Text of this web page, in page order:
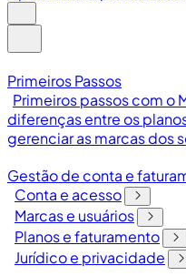
Primeiros Passos
Primeiros passos com o
diferenças entre os
gerenciar as marcas dos
Gestão de conta e
Conta e acesso
Marcas e usuários
Planos e faturamento
Jurídico e privacidade